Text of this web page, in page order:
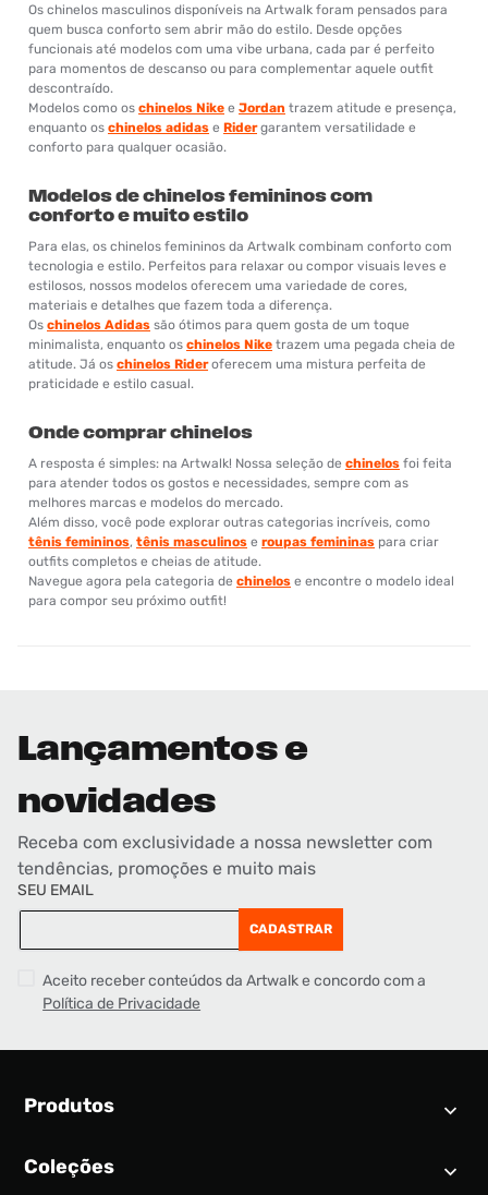
Os chinelos masculinos disponíveis na Artwalk foram pensados para
quem busca conforto sem abrir mão do estilo. Desde opções
funcionais até modelos com uma vibe urbana, cada par é perfeito
para momentos de descanso ou para complementar aquele outfit
descontraído.
Modelos como os chinelos Nike e Jordan trazem atitude e presença,
enquanto os chinelos adidas e Ridergarantem versatilidade e
conforto para qualquer ocasião.
Modelos de chinelos femininos com
conforto e muito estilo
Para elas, os chinelos femininos da Artwalk combinam conforto com
tecnologia e estilo. Perfeitos para relaxar ou compor visuais leves e
estilosos, nossos modelos oferecem uma variedade de cores,
materiais e detalhes que fazem toda a diferença.
Os chinelos Adidas são ótimos para quem gosta de um toque
minimalista, enquanto os chinelos Nike trazem uma pegada cheia de
atitude. Já os chinelos Rideroferecem uma mistura perfeita de
praticidade e estilo casual.
Onde comprar chinelos
A resposta é simples: na Artwalk! Nossa seleção de chinelos foi feita
para atender todos os gostos e necessidades, sempre com as
melhores marcas e modelos do mercado.
Além disso, você pode explorar outras categorias incríveis, como
tênis femininos, tênis masculinos e roupas femininas para criar
outfits completos e cheias de atitude.
Navegue agora pela categoria de chinelos e encontre o modelo ideal
para compor seu próximo outfit!
Lançamentos e
novidades
Receba com exclusividade a nossa newsletter com
tendências, promoções e muito mais
SEU EMAIL
CADASTRAR
Aceito receber conteúdos da Artwalk e concordo com a
Política de Privacidade
Produtos
Calendário SNEAKER
Coleções